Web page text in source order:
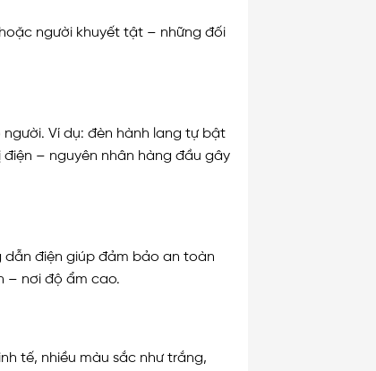
người khuyết tật – những đối
Ví dụ: đèn hành lang tự bật
– nguyên nhân hàng đầu gây
dẫn điện giúp đảm bảo an toàn
– nơi độ ẩm cao.
tế, nhiều màu sắc như trắng,